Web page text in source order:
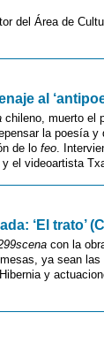
del Área de
al
chileno, muerto el
la poesía
de lo feo.
el videoartista
‘El trato’
con la
ya sean
y